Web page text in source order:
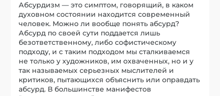
Абсурдизм — это симптом, говорящий, в каком
духовном состоянии находится современный
человек. Можно ли вообще понять абсурд?
Абсурд по своей сути поддается лишь
безответственному, либо софистическому
подходу, и с таким подходом мы сталкиваемся
не только у художников, им охваченных, но и у
так называемых серьезных мыслителей и
критиков, пытающихся объяснить или оправдать
абсурд. В большинстве манифестов